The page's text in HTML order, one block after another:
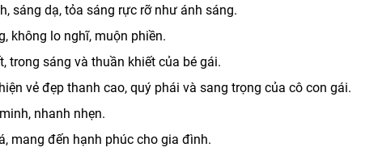
sáng dạ, tỏa sáng rực rỡ như ánh sáng.
không lo nghĩ, muộn phiền.
trong sáng và thuần khiết của bé gái.
vẻ đẹp thanh cao, quý phái và sang trọng của cô con gái.
nhanh nhẹn.
mang đến hạnh phúc cho gia đình.